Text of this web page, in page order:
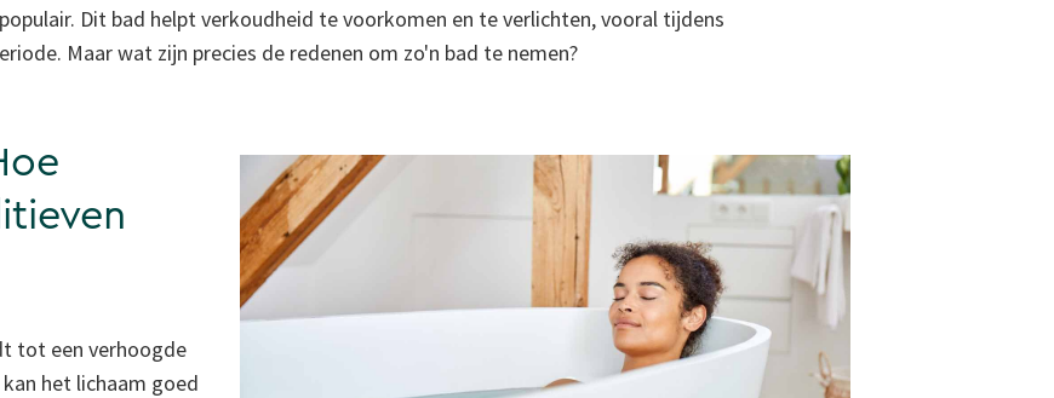
Dit bad helpt verkoudheid te voorkomen en te verlichten, vooral tijdens
Maar wat zijn precies de redenen om zo'n bad te nemen?
tot een verhoogde
het lichaam goed